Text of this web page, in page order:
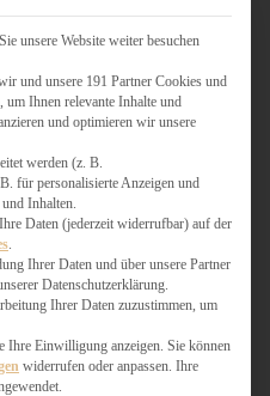
CARB & GESÜNDER
BAKERY
HAUPTGERICHT
TÖRTCHEN
VEGAN SÜSS
HERZHAFT
& SANDWICHES
AUF DEM TISCH
unsere Website weiter besuchen
und unsere 191 Partner Cookies und
um Ihnen relevante Inhalte und
und optimieren wir unsere
werden (z. B.
für personalisierte Anzeigen und
Inhalten.
Daten (jederzeit widerrufbar) auf der
Ihrer Daten und über unsere Partner
Datenschutzerklärung.
Ihrer Daten zuzustimmen, um
Ihre Einwilligung anzeigen. Sie können
widerrufen oder anpassen. Ihre